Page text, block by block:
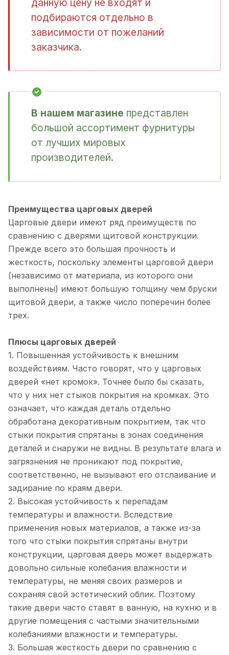
данную цену не входят и
подбираются отдельно в
зависимости от пожеланий
заказчика.
В нашем магазине представлен
большой ассортимент фурнитуры
от лучших мировых
производителей.
Преимущества царговых дверей
Царговые двери имеют ряд преимуществ по
сравнению с дверями щитовой конструкции.
Прежде всего это большая прочность и
жесткость, поскольку элементы царговой двери
(независимо от материала, из которого они
выполнены) имеют большую толщину чем бруски
щитовой двери, а также число поперечин более
трех.
Плюсы царговых дверей
1. Повышенная устойчивость к внешним
воздействиям. Часто говорят, что у царговых
дверей «нет кромок». Точнее было бы сказать,
что у них нет стыков покрытия на кромках. Это
означает, что каждая деталь отдельно
обработана декоративным покрытием, так что
стыки покрытия спрятаны в зонах соединения
деталей и снаружи не видны. В результате влага и
загрязнения не проникают под покрытие,
соответственно, не вызывают его отслаивание и
задирание по краям двери.
2. Высокая устойчивость к перепадам
температуры и влажности. Вследствие
применения новых материалов, а также из-за
того что стыки покрытия спрятаны внутри
конструкции, царговая дверь может выдержать
довольно сильные колебания влажности и
температуры, не меняя своих размеров и
сохраняя свой эстетический облик. Поэтому
такие двери часто ставят в ванную, на кухню и в
другие помещения с частыми значительными
колебаниями влажности и температуры.
3. Большая жесткость двери по сравнению с